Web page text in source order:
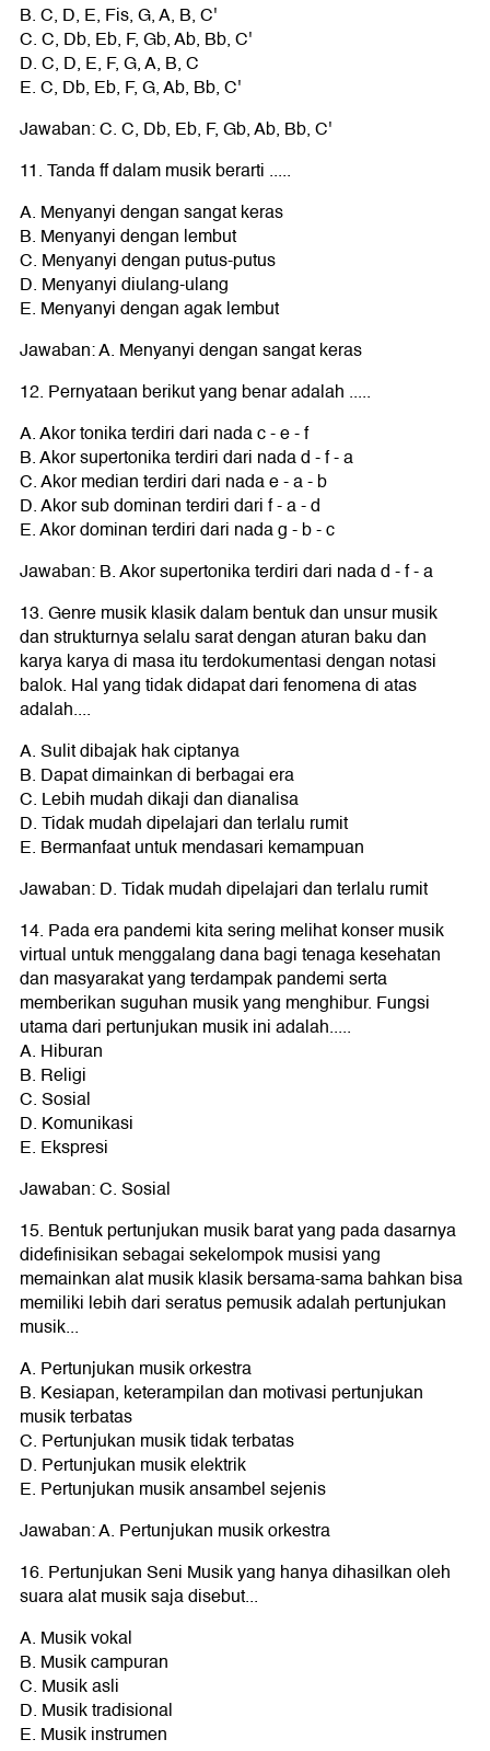
B. C, D, E, Fis, G, A, B, C'
C. C, Db, Eb, F, Gb, Ab, Bb, C'
D. C, D, E, F, G, A, B, C
E. C, Db, Eb, F, G, Ab, Bb, C'
Jawaban: C. C, Db, Eb, F, Gb, Ab, Bb, C'
11. Tanda ff dalam musik berarti .....
A. Menyanyi dengan sangat keras
B. Menyanyi dengan lembut
C. Menyanyi dengan putus-putus
D. Menyanyi diulang-ulang
E. Menyanyi dengan agak lembut
Jawaban: A. Menyanyi dengan sangat keras
12. Pernyataan berikut yang benar adalah .....
A. Akor tonika terdiri dari nada c - e - f
B. Akor supertonika terdiri dari nada d - f - a
C. Akor median terdiri dari nada e - a - b
D. Akor sub dominan terdiri dari f - a - d
E. Akor dominan terdiri dari nada g - b - c
Jawaban: B. Akor supertonika terdiri dari nada d - f - a
13. Genre musik klasik dalam bentuk dan unsur musik
dan strukturnya selalu sarat dengan aturan baku dan
karya karya di masa itu terdokumentasi dengan notasi
balok. Hal yang tidak didapat dari fenomena di atas
adalah....
A. Sulit dibajak hak ciptanya
B. Dapat dimainkan di berbagai era
C. Lebih mudah dikaji dan dianalisa
D. Tidak mudah dipelajari dan terlalu rumit
E. Bermanfaat untuk mendasari kemampuan
Jawaban: D. Tidak mudah dipelajari dan terlalu rumit
14. Pada era pandemi kita sering melihat konser musik
virtual untuk menggalang dana bagi tenaga kesehatan
dan masyarakat yang terdampak pandemi serta
memberikan suguhan musik yang menghibur. Fungsi
utama dari pertunjukan musik ini adalah.....
A. Hiburan
B. Religi
C. Sosial
D. Komunikasi
E. Ekspresi
Jawaban: C. Sosial
15. Bentuk pertunjukan musik barat yang pada dasarnya
didefinisikan sebagai sekelompok musisi yang
memainkan alat musik klasik bersama-sama bahkan bisa
memiliki lebih dari seratus pemusik adalah pertunjukan
musik...
A. Pertunjukan musik orkestra
B. Kesiapan, keterampilan dan motivasi pertunjukan
musik terbatas
C. Pertunjukan musik tidak terbatas
D. Pertunjukan musik elektrik
E. Pertunjukan musik ansambel sejenis
Jawaban: A. Pertunjukan musik orkestra
16. Pertunjukan Seni Musik yang hanya dihasilkan oleh
suara alat musik saja disebut...
A. Musik vokal
B. Musik campuran
C. Musik asli
D. Musik tradisional
E. Musik instrumen